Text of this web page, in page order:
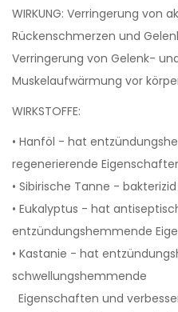
WIRKUNG: Verringerung von
Rückenschmerzen und
Verringerung von Gelenk-
Muskelaufwärmung vor
WIRKSTOFFE:
• Hanföl - hat
regenerierende
• Sibirische Tanne -
• Eukalyptus - hat
entzündungshemmende
• Kastanie - hat
schwellungshemmende
Eigenschaften und